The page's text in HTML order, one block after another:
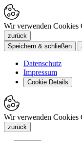
Wir verwenden Cookies
zurück
Speichern & schließen
Datenschutz
Impressum
Cookie Details
Wir verwenden Cookies
zurück